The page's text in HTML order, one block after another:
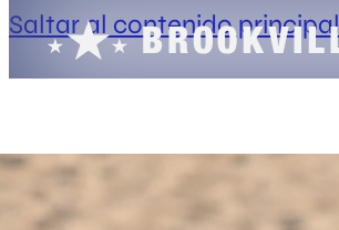
Saltar al contenido principal